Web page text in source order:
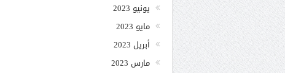
يونيو 2023
مايو 2023
أبريل 2023
مارس 2023